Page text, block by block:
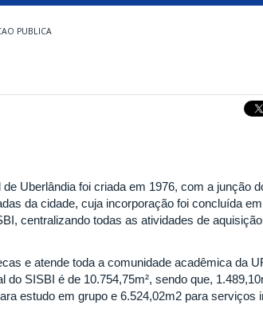
PUBLICA
Uberlândia foi criada em 1976, com a junção
da cidade, cuja incorporação foi concluída
centralizando todas as atividades de
e atende toda a comunidade acadêmica da
do SISBI é de 10.754,75m², sendo que,
estudo em grupo e 6.524,02m2 para serviços